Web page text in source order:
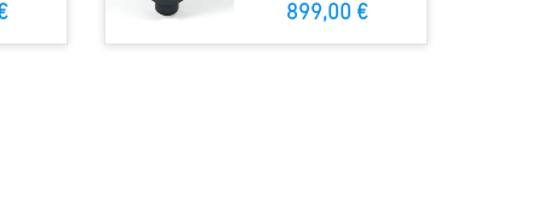
899,00 €